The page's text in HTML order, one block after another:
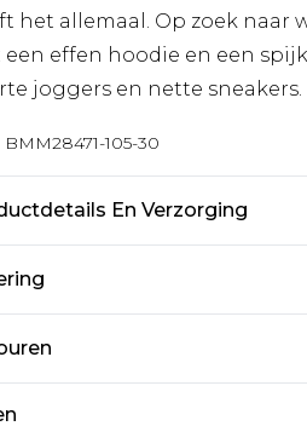
het allemaal. Op zoek
een effen hoodie en een
joggers en nette sneakers.
BMM28471-105-30
En Verzorging
Nederland
Nederland